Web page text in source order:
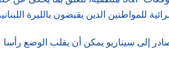
إلى سيناريو يمكن أن يقلب